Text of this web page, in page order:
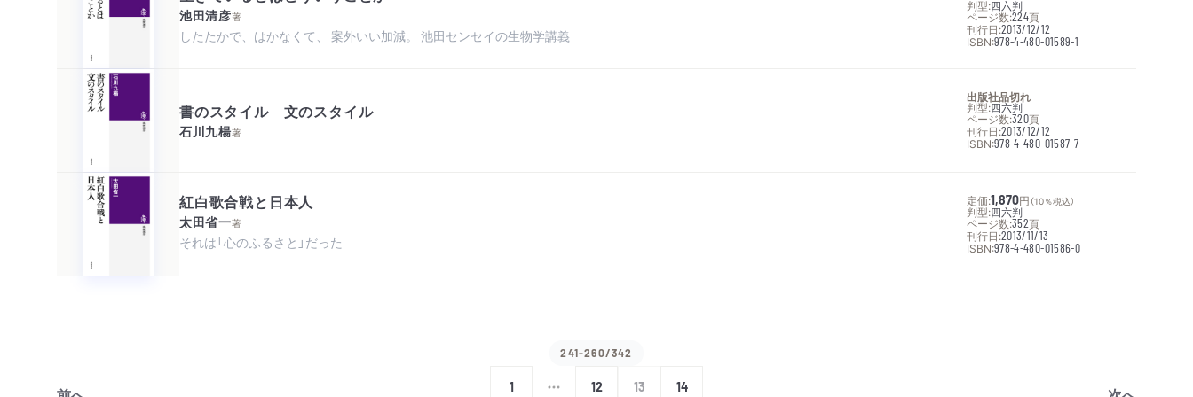
池田清彦著
したたかで、はかなくて、 案外いい加減。 池田センセイの生物学講義
判型:四六判
ページ数:224頁
刊行日:2013/12/12
ISBN:978-4-480-01589-1
書のスタイル 文のスタイル
石川九楊著
出版社品切れ
判型:四六判
ページ数:320頁
刊行日:2013/12/12
ISBN:978-4-480-01587-7
紅白歌合戦と日本人
太田省一著
それは「心のふるさと」だった
定価:1,870円 （10％税込）
判型:四六判
ページ数:352頁
刊行日:2013/11/13
ISBN:978-4-480-01586-0
241-260/342
1 12 13 14